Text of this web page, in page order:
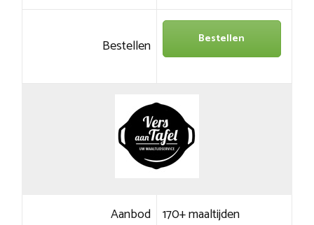
Bestellen Bestellen
Aanbod 170+ maaltijden